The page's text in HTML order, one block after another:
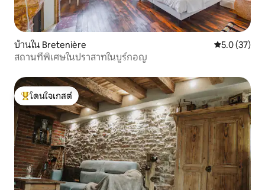
บ้านใน Bretenière คะแนนเฉลี่ย
5.0 (37)
สถานที่พิเศษในปราสาทในบูร์กอญ
โดนใจเกสต์ที่สุด
โดนใจเกสต์